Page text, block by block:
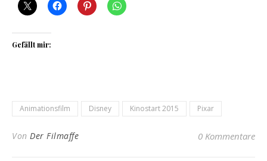
Gefällt mir:
Animationsfilm Disney Kinostart 2015 Pixar
Von Der Filmaffe 0 Kommentare